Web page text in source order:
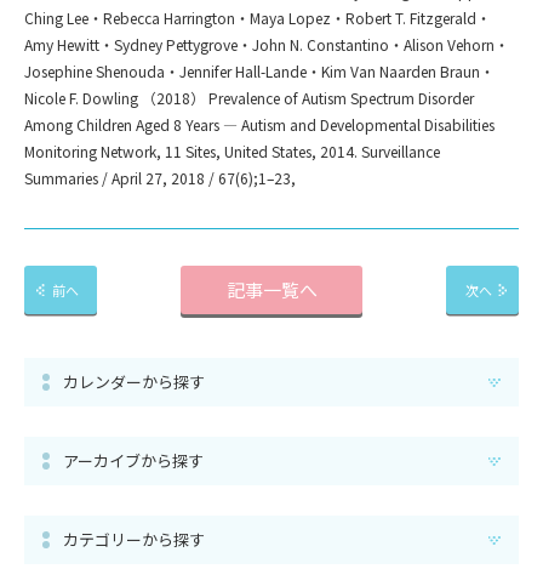
Ching Lee・Rebecca Harrington・Maya Lopez・Robert T. Fitzgerald・
Amy Hewitt・Sydney Pettygrove・John N. Constantino・Alison Vehorn・
Josephine Shenouda・Jennifer Hall-Lande・Kim Van Naarden Braun・
Nicole F. Dowling （2018） Prevalence of Autism Spectrum Disorder
Among Children Aged 8 Years ― Autism and Developmental Disabilities
Monitoring Network, 11 Sites, United States, 2014. Surveillance
Summaries / April 27, 2018 / 67(6);1–23,
前へ 記事一覧へ 次へ
カレンダーから探す
アーカイブから探す
カテゴリーから探す